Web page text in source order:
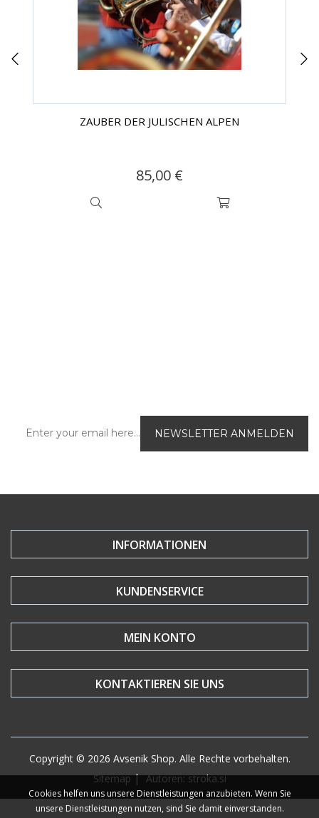
ZAUBER DER JULISCHEN ALPEN
85,00 €
INFORMATIONEN
KUNDENSERVICE
MEIN KONTO
KONTAKTIEREN SIE UNS
Copyright © 2026 Avsenik Shop. Alle Rechte vorbehalten.
Sitemap | Autoren: stroka.si
Cookies helfen uns unsere Dienstleistungen anzubieten. Wenn Sie
unsere Dienstleistungen nutzen, sind Sie damit einverstanden.